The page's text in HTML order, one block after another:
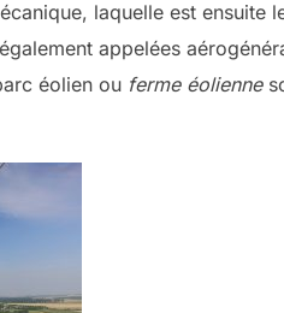
laquelle est ensuite
appelées
éolien ou ferme éolienne